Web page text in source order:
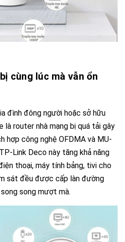
cùng lúc mà vẫn ổn
đình đông người hoặc sở hữu
là router nhà mạng bị quá tải gây
hợp công nghệ OFDMA và MU-
Link Deco này tăng khả năng
thoại, máy tính bảng, tivi cho
sát đều được cấp làn đường
song mượt mà.